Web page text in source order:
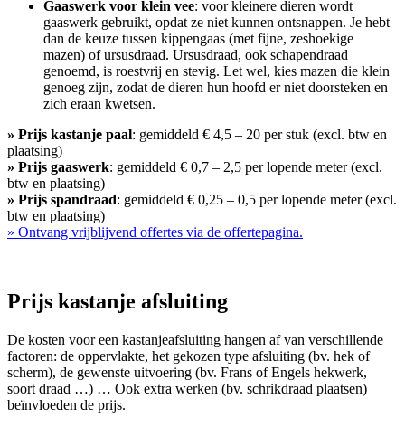
Gaaswerk voor klein vee: voor kleinere dieren wordt
gaaswerk gebruikt, opdat ze niet kunnen ontsnappen. Je hebt
dan de keuze tussen kippengaas (met fijne, zeshoekige
mazen) of ursusdraad. Ursusdraad, ook schapendraad
genoemd, is roestvrij en stevig. Let wel, kies mazen die klein
genoeg zijn, zodat de dieren hun hoofd er niet doorsteken en
zich eraan kwetsen.
» Prijs kastanje paal: gemiddeld € 4,5 – 20 per stuk (excl. btw en
plaatsing)
» Prijs gaaswerk: gemiddeld € 0,7 – 2,5 per lopende meter (excl.
btw en plaatsing)
» Prijs spandraad: gemiddeld € 0,25 – 0,5 per lopende meter (excl.
btw en plaatsing)
» Ontvang vrijblijvend offertes via de offertepagina.
Prijs kastanje afsluiting
De kosten voor een kastanjeafsluiting hangen af van verschillende
factoren: de oppervlakte, het gekozen type afsluiting (bv. hek of
scherm), de gewenste uitvoering (bv. Frans of Engels hekwerk,
soort draad …) … Ook extra werken (bv. schrikdraad plaatsen)
beïnvloeden de prijs.